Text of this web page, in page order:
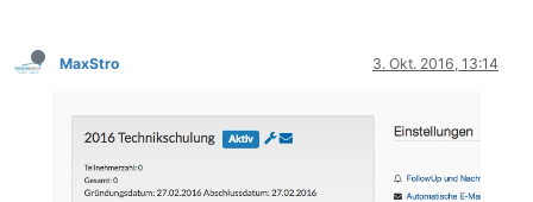
MaxStro 3. Okt. 2016, 13:14